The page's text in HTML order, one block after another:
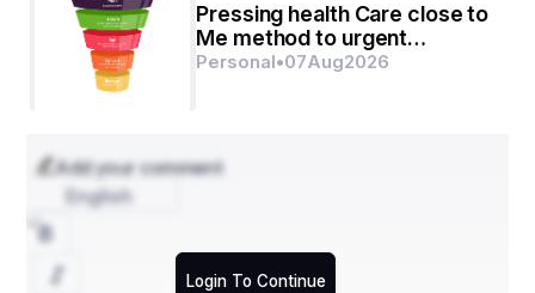
Pressing health Care close to
Me method to urgent
scientific goals
Personal•07Aug2026
Add your comment
Login To Continue
English